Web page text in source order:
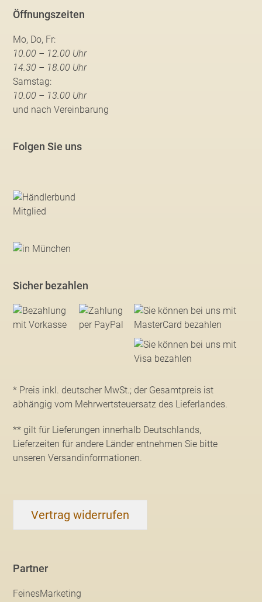
Öffnungszeiten
Mo, Do, Fr:
10.00 – 12.00 Uhr
14.30 – 18.00 Uhr
Samstag:
10.00 – 13.00 Uhr
und nach Vereinbarung
Folgen Sie uns
Sicher bezahlen
* Preis inkl. deutscher MwSt.; der Gesamtpreis ist
abhängig vom Mehrwertsteuersatz des Lieferlandes.
** gilt für Lieferungen innerhalb Deutschlands,
Lieferzeiten für andere Länder entnehmen Sie bitte
unseren Versandinformationen.
Vertrag widerrufen
Partner
FeinesMarketing